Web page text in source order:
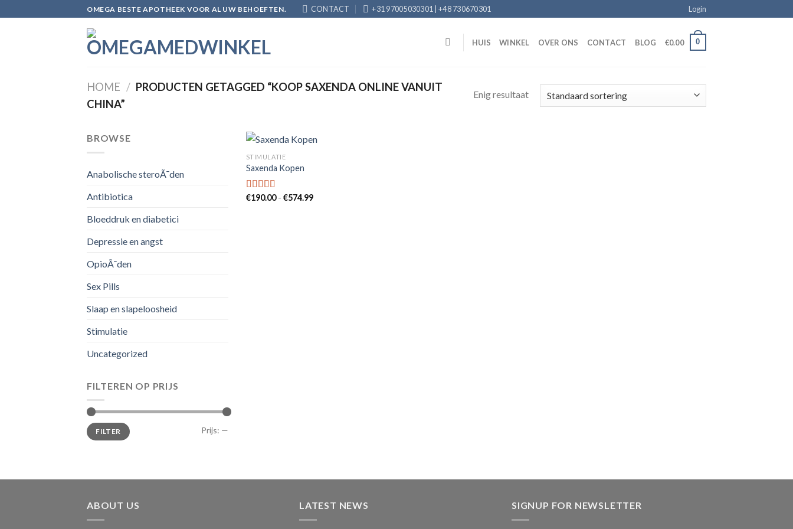
to
OMEGA BESTE APOTHEEK VOOR AL UW BEHOEFTEN. CONTACT +31 97005030301 | +48 730670301 Login
HUIS WINKEL OVER ONS CONTACT BLOG €0.00 0
HOME / PRODUCTEN GETAGGED “KOOP SAXENDA ONLINE VANUIT
CHINA”
Enig resultaat
BROWSE
Anabolische steroÃ¯den
Antibiotica
Bloeddruk en diabetici
Depressie en angst
OpioÃ¯den
Sex Pills
Slaap en slapeloosheid
Stimulatie
Uncategorized
FILTEREN OP PRIJS
Min.
prijs
Max.
prijsFILTER Prijs: —
STIMULATIE
Saxenda Kopen
Gewaardeerd
€190.00 - €574.99Prijsklasse:
ABOUT US LATEST NEWS SIGNUP FOR NEWSLETTER